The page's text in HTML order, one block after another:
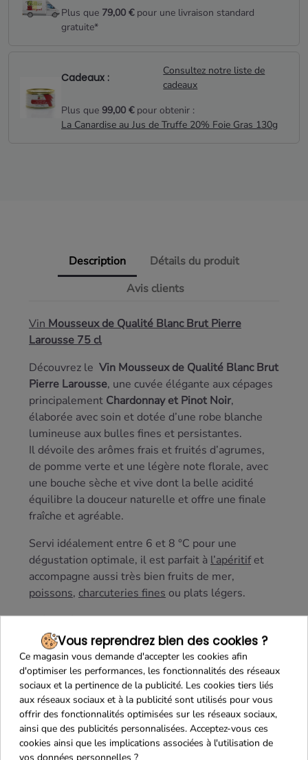
Plus que 79,00 €pour une livraison standard
gratuite*
Cadeaux :
Consultez notre liste de
cadeaux
Plus que 99,00 €pour obtenir :
La Canardise au Jus de Truffe 20% Foie Gras 130g
Description
Détails du produit
Avis clients
Vin Mousseux de Qualité Blanc Brut Pierre
Larousse 75 cl
Découvrez le Vin Mousseux de Qualité Blanc Brut
Pierre Larousse, une cuvée élégante aux cépages
principalement Chardonnay et Pinot Noir,
élaborée avec soin et dotée d’une robe blanche
lumineuse aux bulles fines et persistantes.
Il dévoile des arômes frais et fruités d’agrumes,
de pomme verte et une légère note florale, avec
une bouche sèche et vive dont la belle acidité
équilibre la douceur naturelle et offre une finale
fraîche et agréable.
Servi idéalement entre 6 et 8 °C pour une
dégustation optimale, il est parfait à l’apéritifet
accompagne aussi très bien fruits de mer,
poissons, charcuteries fines ou plats légers.
Présenté en bouteille de 75 cl, ce vin mousseux
de qualité allie finesse et élégance pour célébrer
chaque instant avec légèreté et plaisir.
Vous reprendrez bien des cookies ?
Ce magasin vous demande d'accepter les cookies afin
d'optimiser les performances, les fonctionnalités des réseaux
sociaux et la pertinence de la publicité. Les cookies tiers liés
aux réseaux sociaux et à la publicité sont utilisés pour vous
offrir des fonctionnalités optimisées sur les réseaux sociaux,
ainsi que des publicités personnalisées. Acceptez-vous ces
cookies ainsi que les implications associées à l'utilisation de